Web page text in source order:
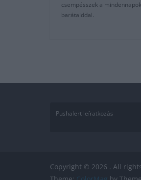
csempésszek a
barátaiddal.
Pushalert leíratkozás
Copyright © 2026 . All